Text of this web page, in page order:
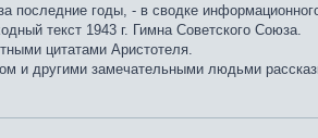
последние годы, - в сводке
текст 1943 г. Гимна Советского Союза.
цитатами Аристотеля.
и другими замечательными людьми